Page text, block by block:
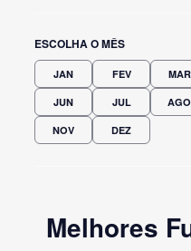
ESCOLHA O MÊS
JAN FEV MAR
JUN JUL AGO
NOV DEZ
Melhores